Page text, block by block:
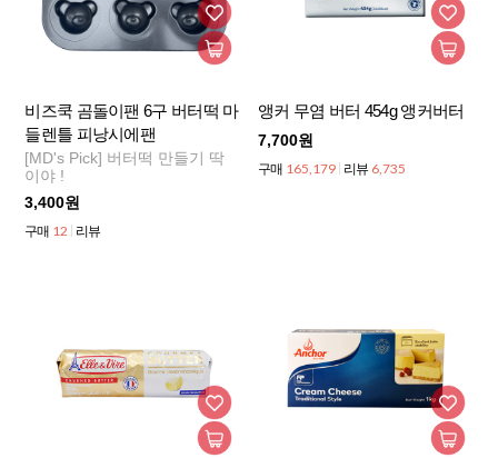
비즈쿡 곰돌이팬 6구 버터떡 마
들렌틀 피낭시에팬
[MD's Pick] 버터떡 만들기 딱
이야 !
3,400원
구매 12 리뷰
앵커 무염 버터 454g 앵커버터
7,700원
구매 165,179 리뷰 6,735